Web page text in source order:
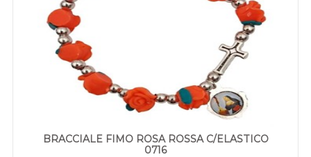
BRACCIALE FIMO ROSA ROSSA C/ELASTICO
0716